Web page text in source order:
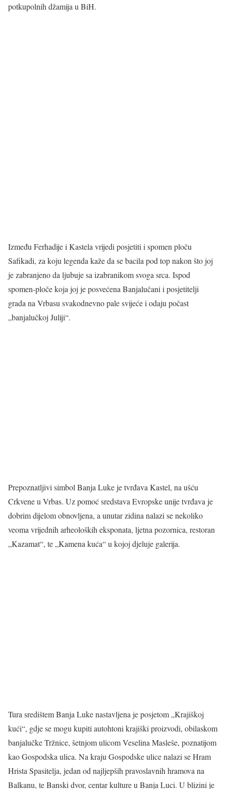
potkupolnih džamija u BiH.
Između Ferhadije i Kastela vrijedi posjetiti i spomen ploču
Safikadi, za koju legenda kaže da se bacila pod top nakon što joj
je zabranjeno da ljubuje sa izabranikom svoga srca. Ispod
spomen-ploče koja joj je posvećena Banjalučani i posjetitelji
grada na Vrbasu svakodnevno pale svijeće i odaju počast
„banjalučkoj Juliji“.
Prepoznatljivi simbol Banja Luke je tvrđava Kastel, na ušću
Crkvene u Vrbas. Uz pomoć sredstava Evropske unije tvrđava je
dobrim dijelom obnovljena, a unutar zidina nalazi se nekoliko
veoma vrijednih arheoloških eksponata, ljetna pozornica, restoran
„Kazamat“, te „Kamena kuća“ u kojoj djeluje galerija.
Tura središtem Banja Luke nastavljena je posjetom „Krajiškoj
kući“, gdje se mogu kupiti autohtoni krajiški proizvodi, obilaskom
banjalučke Tržnice, šetnjom ulicom Veselina Masleše, poznatijom
kao Gospodska ulica. Na kraju Gospodske ulice nalazi se Hram
Hrista Spasitelja, jedan od najljepših pravoslavnih hramova na
Balkanu, te Banski dvor, centar kulture u Banja Luci. U blizini je